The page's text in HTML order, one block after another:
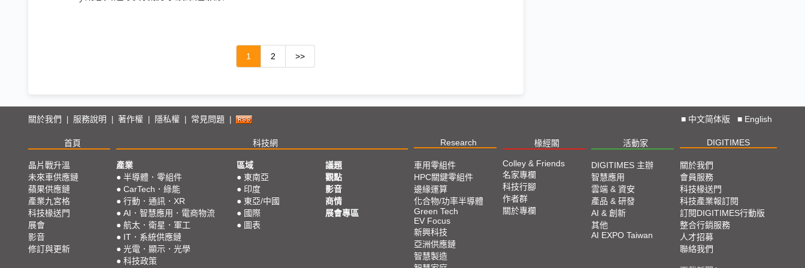
1 2 >>
關於我們 服務說明 著作權 隱私權 常見問題 ■ 中文简体版 ■ English
首頁 科技網 Research 椽經閣 活動家 DIGITIMES
晶片戰升溫
未來車供應鏈
蘋果供應鏈
產業九宮格
科技椽送門
展會
影音
修訂與更新
產業
● 半導體．零組件
● CarTech．綠能
● 行動．通訊．XR
● AI．智慧應用．電商物流
● 航太．衛星．軍工
● IT．系統供應鏈
● 光電．顯示．光學
● 科技政策
區域
● 東南亞
● 印度
● 東亞/中國
● 國際
● 圖表
議題
觀點
影音
商情
展會專區
車用零組件
HPC關鍵零組件
邊緣運算
化合物/功率半導體
Green Tech
EV Focus
新興科技
亞洲供應鏈
智慧製造
Colley & Friends
名家專欄
科技行腳
作者群
關於專欄
DIGITIMES 主辦
智慧應用
雲端 & 資安
產品 & 研發
AI & 創新
其他
AI EXPO Taiwan
關於我們
會員服務
科技椽送門
科技產業報訂閱
訂閱DIGITIMES行動版
整合行銷服務
人才招募
聯絡我們